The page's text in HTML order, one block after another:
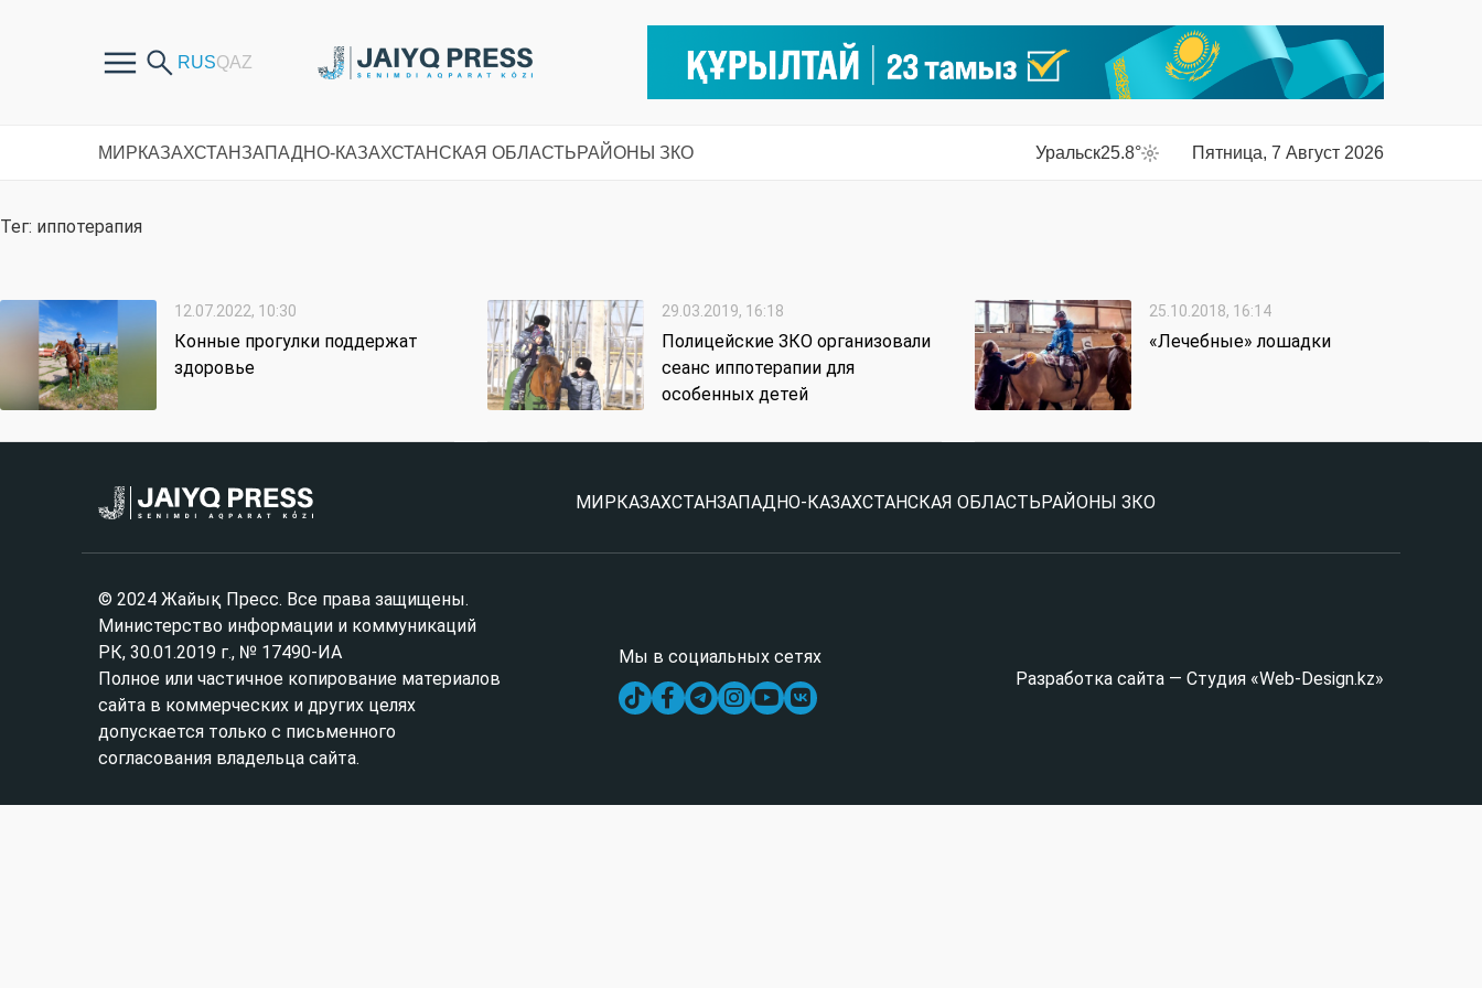
МИРКАЗАХСТАНЗАПАДНО-КАЗАХСТАНСКАЯ ОБЛАСТЬРАЙОНЫ ЗКО Уральск25.8° Пятница, 7 Август 2026
Тег: иппотерапия
12.07.2022, 10:30
Конные прогулки поддержат
здоровье
29.03.2019, 16:18
Полицейские ЗКО организовали
сеанс иппотерапии для
особенных детей
25.10.2018, 16:14
«Лечебные» лошадки
МИР КАЗАХСТАНЗАПАДНО-КАЗАХСТАНСКАЯ ОБЛАСТЬ РАЙОНЫ ЗКО
© 2024 Жайық Пресс. Все права защищены.
Министерство информации и коммуникаций
РК, 30.01.2019 г., № 17490-ИА
Полное или частичное копирование материалов
сайта в коммерческих и других целях
допускается только с письменного
согласования владельца сайта.
Мы в социальных сетях
Разработка сайта — Студия «Web-Design.kz»